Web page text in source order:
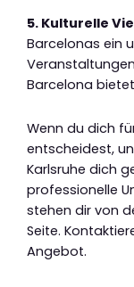
5. Kulturelle
Barcelonas ein
Barcelona
Wenn du dich
entscheidest,
Karlsruhe dich
professionelle
stehen dir von
Seite.
Angebot.